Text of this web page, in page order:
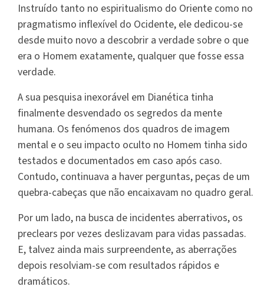
Instruído tanto no espiritualismo do Oriente como no
pragmatismo inflexível do Ocidente, ele dedicou-se
desde muito novo a descobrir a verdade sobre o que
era o Homem exatamente, qualquer que fosse essa
verdade.
A sua pesquisa inexorável em Dianética tinha
finalmente desvendado os segredos da mente
humana. Os fenómenos dos quadros de imagem
mental e o seu impacto oculto no Homem tinha sido
testados e documentados em caso após caso.
Contudo, continuava a haver perguntas, peças de um
quebra-cabeças que não encaixavam no quadro geral.
Por um lado, na busca de incidentes aberrativos, os
preclears por vezes deslizavam para vidas passadas.
E, talvez ainda mais surpreendente, as aberrações
depois resolviam-se com resultados rápidos e
dramáticos.